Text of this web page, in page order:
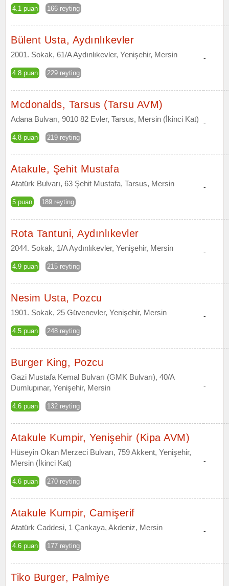
4.1 puan 166 reyting
Bülent Usta, Aydınlıkevler
2001. Sokak, 61/A Aydınlıkevler, Yenişehir, Mersin
4.8 puan 229 reyting
-
Mcdonalds, Tarsus (Tarsu AVM)
Adana Bulvarı, 9010 82 Evler, Tarsus, Mersin (İkinci Kat)
4.8 puan 219 reyting
-
Atakule, Şehit Mustafa
Atatürk Bulvarı, 63 Şehit Mustafa, Tarsus, Mersin
5 puan 189 reyting
-
Rota Tantuni, Aydınlıkevler
2044. Sokak, 1/A Aydınlıkevler, Yenişehir, Mersin
4.9 puan 215 reyting
-
Nesim Usta, Pozcu
1901. Sokak, 25 Güvenevler, Yenişehir, Mersin
4.5 puan 248 reyting
-
Burger King, Pozcu
Gazi Mustafa Kemal Bulvarı (GMK Bulvarı), 40/A
Dumlupınar, Yenişehir, Mersin
4.6 puan 132 reyting
-
Atakule Kumpir, Yenişehir (Kipa AVM)
Hüseyin Okan Merzeci Bulvarı, 759 Akkent, Yenişehir,
Mersin (İkinci Kat)
4.6 puan 270 reyting
-
Atakule Kumpir, Camişerif
Atatürk Caddesi, 1 Çankaya, Akdeniz, Mersin
4.6 puan 177 reyting
-
Tiko Burger, Palmiye